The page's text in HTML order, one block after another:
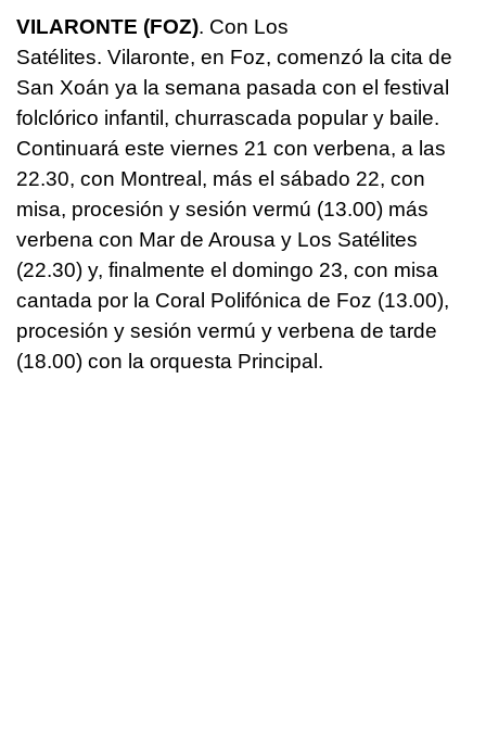
VILARONTE (FOZ). Con Los
Satélites. Vilaronte, en Foz, comenzó la cita de
San Xoán ya la semana pasada con el festival
folclórico infantil, churrascada popular y baile.
Continuará este viernes 21 con verbena, a las
22.30, con Montreal, más el sábado 22, con
misa, procesión y sesión vermú (13.00) más
verbena con Mar de Arousa y Los Satélites
(22.30) y, finalmente el domingo 23, con misa
cantada por la Coral Polifónica de Foz (13.00),
procesión y sesión vermú y verbena de tarde
(18.00) con la orquesta Principal.